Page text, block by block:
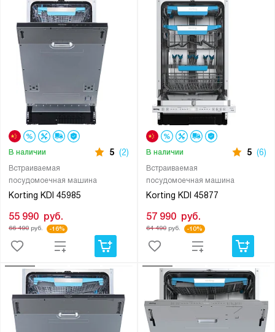
Встраиваемая
посудомоечная машина
Korting KDI 45985
В наличии 5 (2)
55 990 руб.
66 490руб. -16%
Встраиваемая
посудомоечная машина
Korting KDI 45877
В наличии 5 (6)
57 990 руб.
64 490руб. -10%